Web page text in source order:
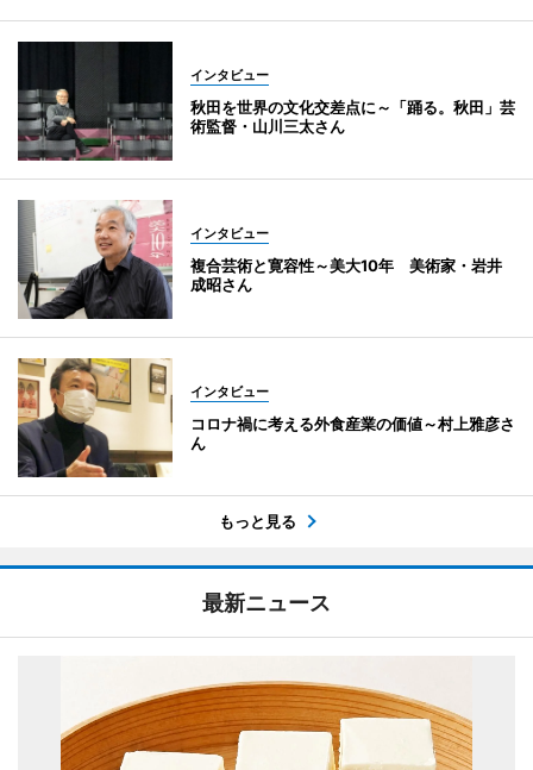
インタビュー
秋田を世界の文化交差点に～「踊る。秋田」芸
術監督・山川三太さん
インタビュー
複合芸術と寛容性～美大10年 美術家・岩井
成昭さん
インタビュー
コロナ禍に考える外食産業の価値～村上雅彦さ
ん
もっと見る
最新ニュース